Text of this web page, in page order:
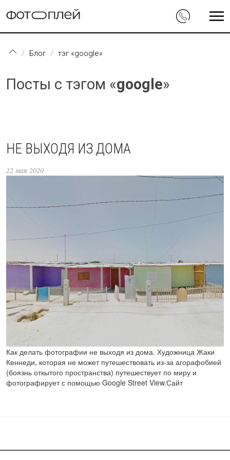
Блог тэг «google»
Посты с тэгом «google»
НЕ ВЫХОДЯ ИЗ ДОМА
22 мая 2020
Как делать фотографии не выходя из дома. Художница Жаки
Кеннеди, которая не может путешествовать из-за агорафобией
(боязнь откытого пространства) путешествует по миру и
фотографирует с помощью Google Street View.Сайт